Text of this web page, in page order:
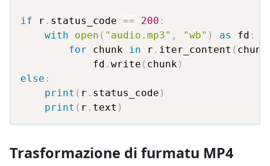
if r . status_code == 200 :
with
open ( "audio.mp3" , "wb" ) as fd :
for chunk in r . iter_content (
            fd
. write ( chunk )
else :
print ( r . status_code )
print ( r . text )
Trasformazione di furmatu MP4